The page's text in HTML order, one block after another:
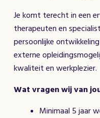
Je komt terecht in een
therapeuten en
persoonlijke
externe
kwaliteit en werkplezier.
Wat vragen wij van
Minimaal 5 jaar